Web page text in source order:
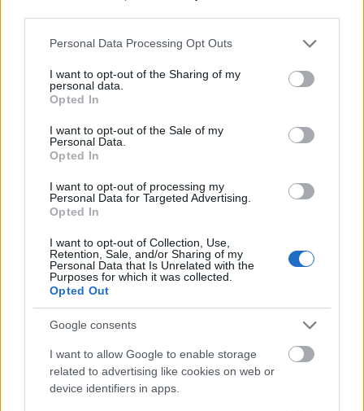
Please note that this website/app uses one or more Google
not limited to your visit or usage behaviour. You may click to
grant or deny consent to Google and its third-party tags to
use your data for below specified purposes in below Google
consent section.
Personal Data Processing Opt Outs
I want to opt-out of the Sharing of my
personal data.
Opted In
I want to opt-out of the Sale of my
Personal Data.
Opted In
I want to opt-out of processing my
Personal Data for Targeted Advertising.
Opted In
I want to opt-out of Collection, Use,
Retention, Sale, and/or Sharing of my
Personal Data that Is Unrelated with the
Purposes for which it was collected.
Opted Out
Google consents
I want to allow Google to enable storage
related to advertising like cookies on web or
device identifiers in apps.
műemlékfelújítás műemlék restaurálás
Történelmi táj, amelynek minden köve mesél –
megújul a tatai Angolkert
A projekt részeként megújulnak a területen található
műemlékek, köztük a különleges Műromok, valamint a közeli
Várkanyarban álló Nepomuki Szent János híd és szobor is.